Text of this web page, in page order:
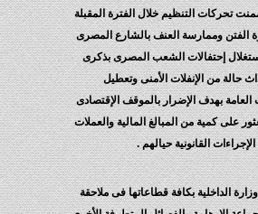
تحركات التنظيم خلال الفترة المقبلة
الفتن وممارسة العنف بالشارع المصرى
إحتفالات الشعب المصرى بذكرى
لإحداث حالة من الإنفلات الأمنى وتعطيل
بهدف الإضرار بالموقف الإقتصادى
على كمية من المبالغ المالية والعملات
الإجراءات القانونية حيالهم .
الداخلية بكافة قطاعاتها فى ملاحقة